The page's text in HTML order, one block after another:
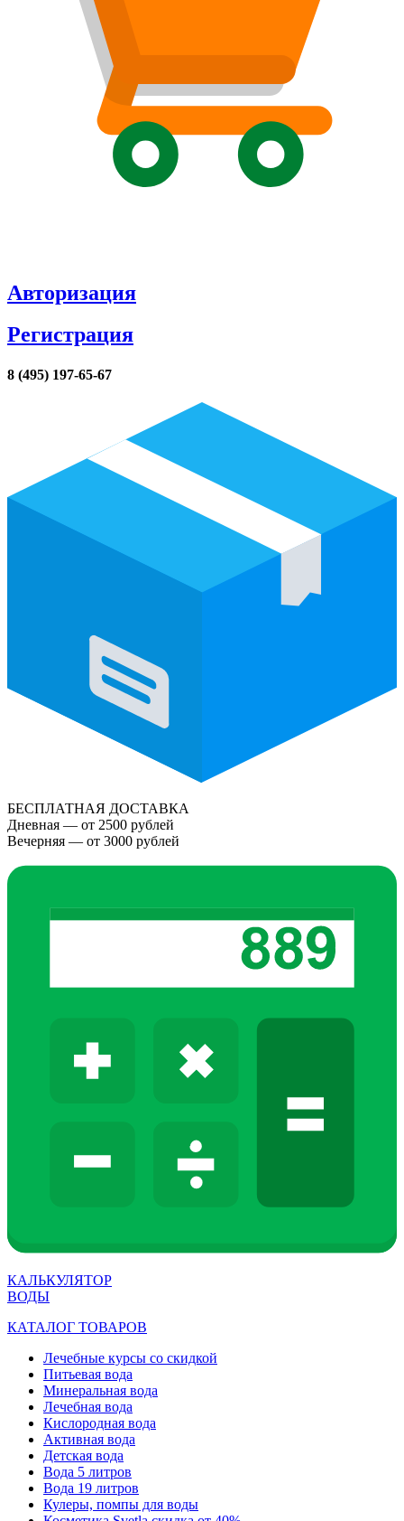
Авторизация
Регистрация
8 (495) 197-65-67
БЕСПЛАТНАЯ ДОСТАВКА
Дневная — от 2500 рублей
Вечерняя — от 3000 рублей
КАЛЬКУЛЯТОР
ВОДЫ
КАТАЛОГ ТОВАРОВ
Лечебные курсы со скидкой
Питьевая вода
Минеральная вода
Лечебная вода
Кислородная вода
Активная вода
Детская вода
Вода 5 литров
Вода 19 литров
Кулеры, помпы для воды